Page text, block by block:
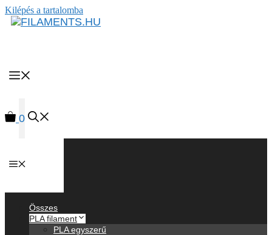
Kilépés a tartalomba
0
Összes
PLA filament
PLA egyszerű